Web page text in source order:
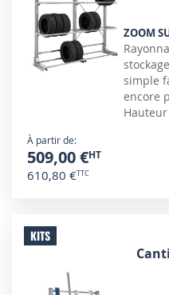
ZOOM
simple
encore
À partir de
509,00 €
610,80 €
KITS